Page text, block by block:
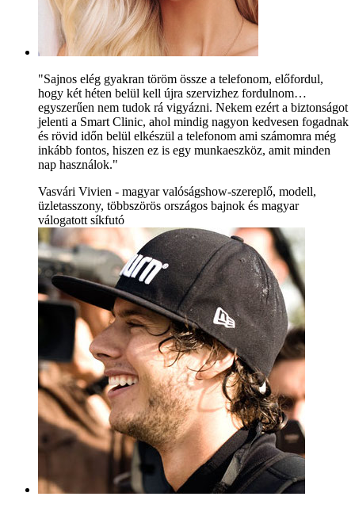
"Sajnos elég gyakran töröm össze a telefonom, előfordul,
hogy két héten belül kell újra szervizhez fordulnom…
egyszerűen nem tudok rá vigyázni. Nekem ezért a biztonságot
jelenti a Smart Clinic, ahol mindig nagyon kedvesen fogadnak
és rövid időn belül elkészül a telefonom ami számomra még
inkább fontos, hiszen ez is egy munkaeszköz, amit minden
nap használok."
Vasvári Vivien - magyar valóságshow-szereplő, modell,
üzletasszony, többszörös országos bajnok és magyar
válogatott síkfutó